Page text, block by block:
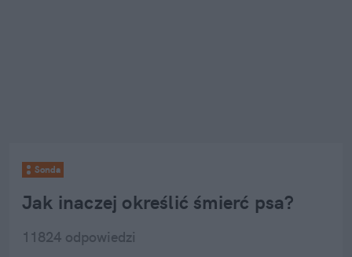
Sonda
Jak inaczej określić śmierć psa?
11824 odpowiedzi